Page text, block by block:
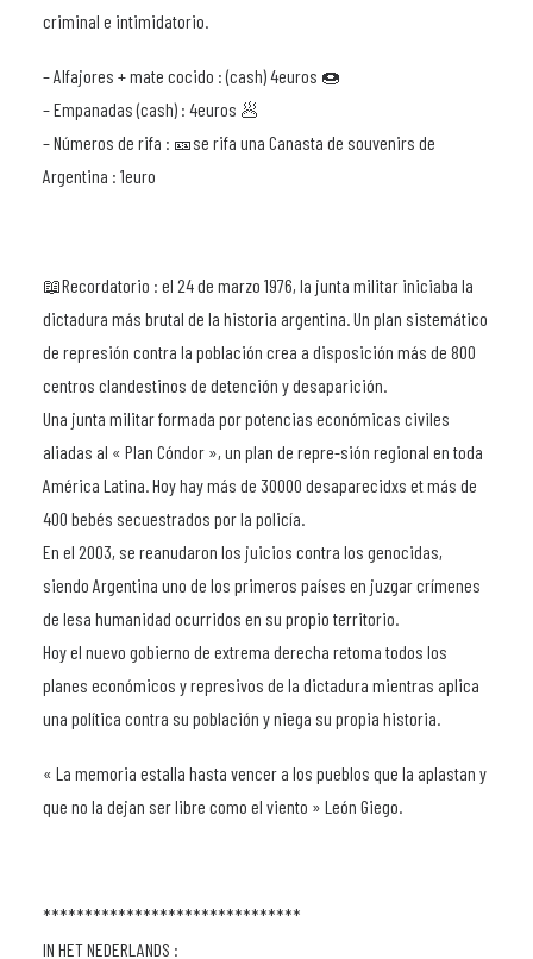
criminal e intimidatorio.
– Alfajores + mate cocido : (cash) 4euros 🍩
– Empanadas (cash) : 4euros 🥟
– Números de rifa : 🎫se rifa una Canasta de souvenirs de
Argentina : 1euro
📖Recordatorio : el 24 de marzo 1976, la junta militar iniciaba la
dictadura más brutal de la historia argentina. Un plan sistemático
de represión contra la población crea a disposición más de 800
centros clandestinos de detención y desaparición.
Una junta militar formada por potencias económicas civiles
aliadas al « Plan Cóndor », un plan de repre-sión regional en toda
América Latina. Hoy hay más de 30000 desaparecidxs et más de
400 bebés secuestrados por la policía.
En el 2003, se reanudaron los juicios contra los genocidas,
siendo Argentina uno de los primeros países en juzgar crímenes
de lesa humanidad ocurridos en su propio territorio.
Hoy el nuevo gobierno de extrema derecha retoma todos los
planes económicos y represivos de la dictadura mientras aplica
una política contra su población y niega su propia historia.
« La memoria estalla hasta vencer a los pueblos que la aplastan y
que no la dejan ser libre como el viento » León Giego.
*******************************
IN HET NEDERLANDS :